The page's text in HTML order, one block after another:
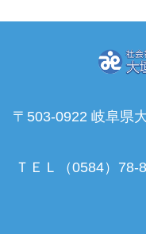
〒503-0922 岐阜県
ＴＥＬ（0584）